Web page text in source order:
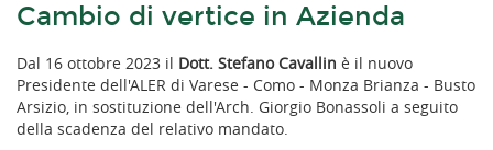
Cambio di vertice in Azienda
Dal 16 ottobre 2023 il Dott. Stefano Cavallin è il nuovo
Presidente dell'ALER di Varese - Como - Monza Brianza - Busto
Arsizio, in sostituzione dell'Arch. Giorgio Bonassoli a seguito
della scadenza del relativo mandato.